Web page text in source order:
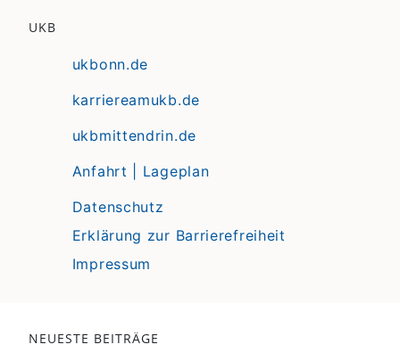
UKB
ukbonn.de
karriereamukb.de
ukbmittendrin.de
Anfahrt | Lageplan
Datenschutz
Erklärung zur Barrierefreiheit
Impressum
NEUESTE BEITRÄGE